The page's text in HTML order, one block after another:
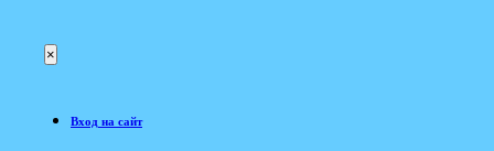
×
Вход на сайт